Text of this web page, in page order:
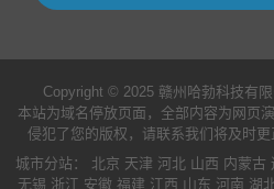
Copyright © 2025 赣州哈勃科技有
本站为域名停放页面，全部内容为网页
侵犯了您的版权，请联系我们将及时
城市分站： 北京 天津 河北 山西 内蒙古
无锡 浙江 安徽 福建 江西 山东 河南 湖